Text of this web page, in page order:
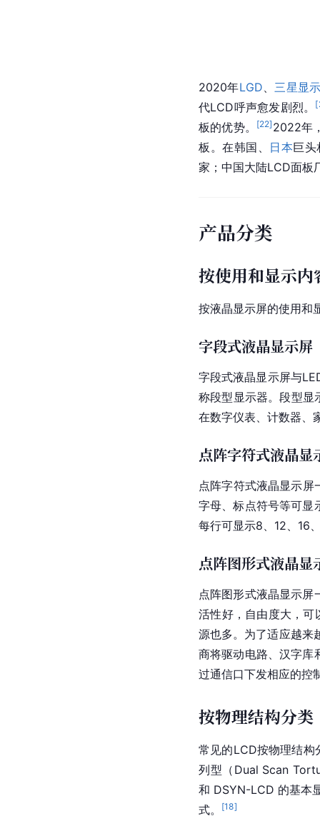
2020年LGD
三星显
代LCD呼声愈发剧烈。
[
板的优势。 [22] 2022年
板。在韩国、 日本巨
家；中国大陆LCD面板
产品分类
按使用和显示内
按液晶显示屏的使用和
字段式液晶显示屏
字段式液晶显示屏与
称段型显示器。段型显
在数字仪表、 计数器
点阵字符式液晶显
点阵字符式液晶显示
字母、标点符号等可显
每行可显示8、12、16
点阵图形式液晶显
点阵图形式液晶显示
活性好，自由度大，可
源也多。为了适应越来
商将驱动电路、汉字库
过通信口下发相应的控
按物理结构分类
常见的LCD按物理结
列型（Dual Scan
和 DSYN-LCD 的基本
式。
[18]